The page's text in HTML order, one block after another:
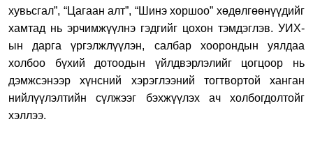
хувьсгал”, “Цагаан алт”, “Шинэ хоршоо” хөдөлгөөнүүдийг
хамтад нь эрчимжүүлнэ гэдгийг цохон тэмдэглэв. УИХ-
ын дарга үргэлжлүүлэн, салбар хоорондын уялдаа
холбоо бүхий дотоодын үйлдвэрлэлийг цогцоор нь
дэмжсэнээр хүнсний хэрэглээний тогтвортой ханган
нийлүүлэлтийн сүлжээг бэхжүүлэх ач холбогдолтойг
хэллээ.